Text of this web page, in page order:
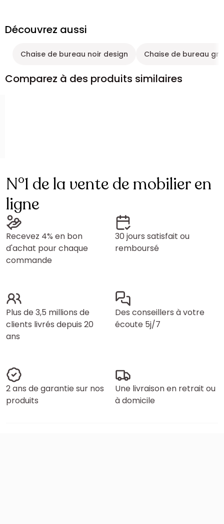
Découvrez aussi
Chaise de bureau noir design Chaise de bureau
Comparez à des produits similaires
N°1 de la vente de mobilier en
ligne
Recevez 4% en bon
d'achat pour chaque
commande
30 jours satisfait ou
remboursé
Plus de 3,5 millions de
clients livrés depuis 20
ans
Des conseillers à votre
écoute 5j/7
2 ans de garantie sur nos
produits
Une livraison en retrait ou
à domicile